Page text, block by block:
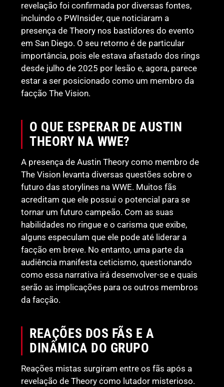
revelação foi confirmada por diversas fontes,
incluindo o PWInsider, que noticiaram a
presença de Theory nos bastidores do evento
em San Diego. O seu retorno é de particular
importância, pois ele estava afastado dos rings
desde julho de 2025 por lesão e, agora, parece
estar a ser posicionado como um membro da
facção The Vision.
O QUE ESPERAR DE AUSTIN
THEORY NA WWE?
A presença de Austin Theory como membro de
The Vision levanta diversas questões sobre o
futuro das storylines na WWE. Muitos fãs
acreditam que ele possui o potencial para se
tornar um futuro campeão. Com as suas
habilidades no ringue e o carisma que exibe,
alguns especulam que ele pode até liderar a
facção em breve. No entanto, uma parte da
audiência manifesta ceticismo, questionando
como essa narrativa irá desenvolver-se e quais
serão as implicações para os outros membros
da facção.
REAÇÕES DOS FÃS E A
DINÂMICA DO GRUPO
Reações mistas surgiram entre os fãs após a
revelação de Theory como lutador misterioso.